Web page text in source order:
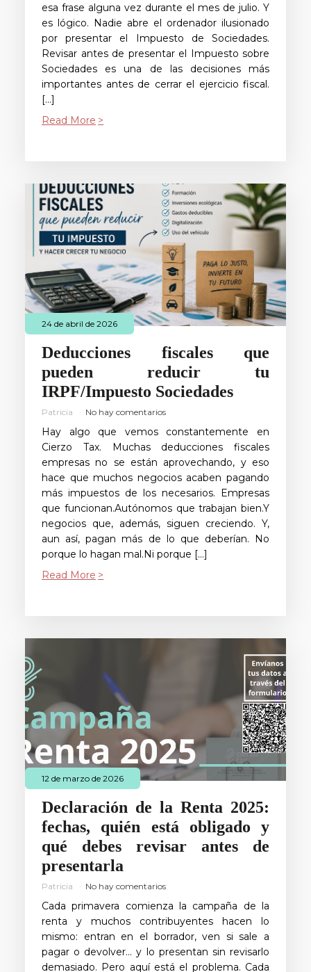
esa frase alguna vez durante el mes de julio. Y
es lógico. Nadie abre el ordenador ilusionado
por presentar el Impuesto de Sociedades.
Revisar antes de presentar el Impuesto sobre
Sociedades es una de las decisiones más
importantes antes de cerrar el ejercicio fiscal.
[…]
Read More
24 de abril de 2026
Deducciones fiscales que
pueden reducir tu
IRPF/Impuesto Sociedades
Patricia No hay comentarios
Hay algo que vemos constantemente en
Cierzo Tax. Muchas deducciones fiscales
empresas no se están aprovechando, y eso
hace que muchos negocios acaben pagando
más impuestos de los necesarios. Empresas
que funcionan.Autónomos que trabajan bien.Y
negocios que, además, siguen creciendo. Y,
aun así, pagan más de lo que deberían. No
porque lo hagan mal.Ni porque […]
Read More
12 de marzo de 2026
Declaración de la Renta 2025:
fechas, quién está obligado y
qué debes revisar antes de
presentarla
Patricia No hay comentarios
Cada primavera comienza la campaña de la
renta y muchos contribuyentes hacen lo
mismo: entran en el borrador, ven si sale a
pagar o devolver… y lo presentan sin revisarlo
demasiado. Pero aquí está el problema. Cada